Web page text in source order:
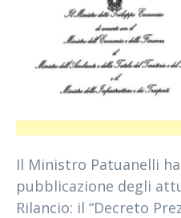
Il Ministro Patuanelli
pubblicazione degli
Rilancio: il “Decreto